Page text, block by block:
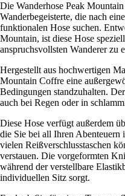
Die Wanderhose Peak
Wanderbegeisterte, die nach
funktionalen Hose suchen.
Mountain, ist diese Hose
anspruchsvollsten Wanderer zu
Hergestellt aus hochwertigen
Mountain Coffre eine
Bedingungen standzuhalten.
auch bei Regen oder in
Diese Hose verfügt außerdem
die Sie bei all Ihren Abenteuern
vielen Reißverschlusstaschen
verstauen. Die vorgeformten
während der verstellbare
individuellen Sitz sorgt.